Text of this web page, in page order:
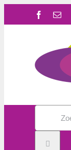
Facebook
E-
Zoeken